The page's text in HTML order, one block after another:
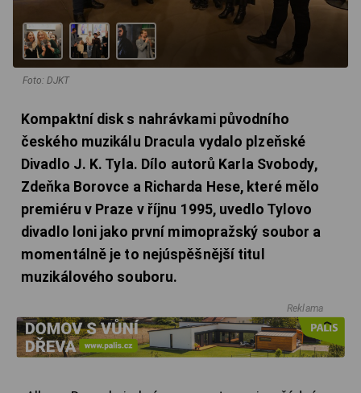
Foto: DJKT
Kompaktní disk s nahrávkami původního
českého muzikálu Dracula vydalo plzeňské
Divadlo J. K. Tyla. Dílo autorů Karla Svobody,
Zdeňka Borovce a Richarda Hese, které mělo
premiéru v Praze v říjnu 1995, uvedlo Tylovo
divadlo loni jako první mimopražský soubor a
momentálně je to nejúspěšnější titul
muzikálového souboru.
Reklama